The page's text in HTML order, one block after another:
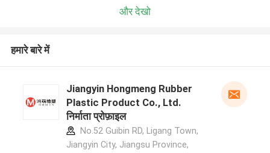
और देखो
हमारे बारे में
Jiangyin Hongmeng Rubber
Plastic Product Co., Ltd.
निर्माता प्रोफ़ाइल
No.52 Guibin RD, Ligang Town,
Jiangyin City, Jiangsu Province,